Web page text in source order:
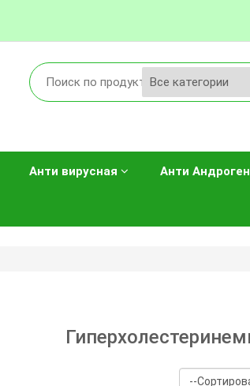
Анти вирусная Анти Андроген